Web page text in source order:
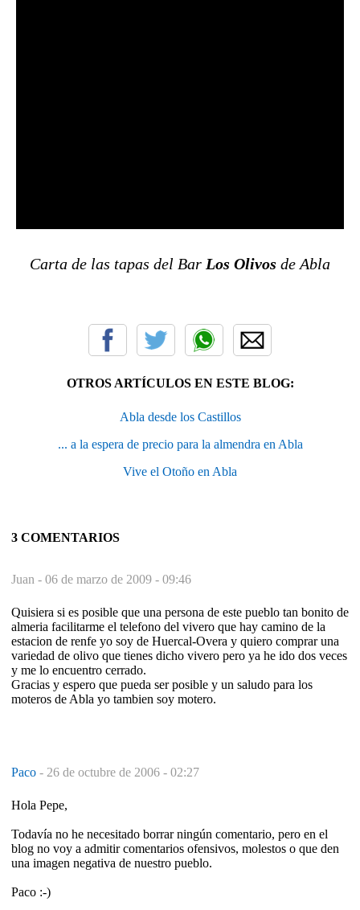
Carta de las tapas del Bar Los Olivos de Abla
OTROS ARTÍCULOS EN ESTE BLOG:
Abla desde los Castillos
... a la espera de precio para la almendra en Abla
Vive el Otoño en Abla
3 COMENTARIOS
Juan - 06 de marzo de 2009 - 09:46
Quisiera si es posible que una persona de este pueblo tan bonito de
almeria facilitarme el telefono del vivero que hay camino de la
estacion de renfe yo soy de Huercal-Overa y quiero comprar una
variedad de olivo que tienes dicho vivero pero ya he ido dos veces
y me lo encuentro cerrado.
Gracias y espero que pueda ser posible y un saludo para los
moteros de Abla yo tambien soy motero.
Paco - 26 de octubre de 2006 - 02:27
Hola Pepe,
Todavía no he necesitado borrar ningún comentario, pero en el
blog no voy a admitir comentarios ofensivos, molestos o que den
una imagen negativa de nuestro pueblo.
Paco :-)